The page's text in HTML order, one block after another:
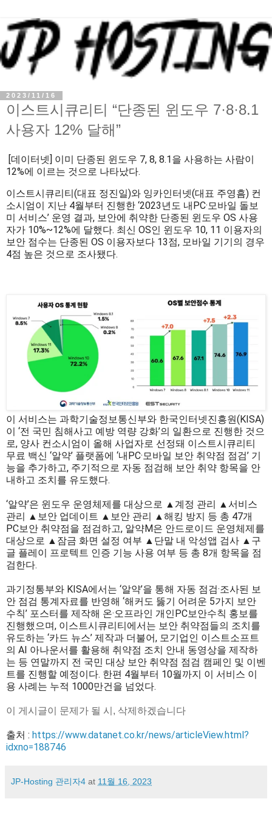
2023/11/16
이스트시큐리티 “단종된 윈도우 7·8·8.1
사용자 12% 달해”
[데이터넷] 이미 단종된 윈도우 7, 8, 8.1을 사용하는 사람이
12%에 이르는 것으로 나타났다.
이스트시큐리티(대표 정진일)와 잉카인터넷(대표 주영흠) 컨
소시엄이 지난 4월부터 진행한 ‘2023년도 내PC·모바일 돌보
미 서비스’ 운영 결과, 보안에 취약한 단종된 윈도우 OS 사용
자가 10%~12%에 달했다. 최신 OS인 윈도우 10, 11 이용자의
보안 점수는 단종된 OS 이용자보다 13점, 모바일 기기의 경우
4점 높은 것으로 조사됐다.
이 서비스는 과학기술정보통신부와 한국인터넷진흥원(KISA)
이 ‘전 국민 침해사고 예방 역량 강화’의 일환으로 진행한 것으
로, 양사 컨소시엄이 올해 사업자로 선정돼 이스트시큐리티
무료 백신 ‘알약’ 플랫폼에 ‘내PC·모바일 보안 취약점 점검’ 기
능을 추가하고, 주기적으로 자동 점검해 보안 취약 항목을 안
내하고 조치를 유도했다.
‘알약’은 윈도우 운영체제를 대상으로 ▲계정 관리 ▲서비스
관리 ▲보안 업데이트 ▲보안 관리 ▲해킹 방지 등 총 47개
PC보안 취약점을 점검하고, 알약M은 안드로이드 운영체제를
대상으로 ▲잠금 화면 설정 여부 ▲단말 내 악성앱 검사 ▲구
글 플레이 프로텍트 인증 기능 사용 여부 등 총 8개 항목을 점
검한다.
과기정통부와 KISA에서는 ‘알약’을 통해 자동 점검·조사된 보
안 점검 통계자료를 반영해 ‘해커도 뚫기 어려운 5가지 보안
수칙’ 포스터를 제작해 온·오프라인 개인PC보안수칙 홍보를
진행했으며, 이스트시큐리티에서는 보안 취약점들의 조치를
유도하는 ‘카드 뉴스’ 제작과 더불어, 모기업인 이스트소프트
의 AI 아나운서를 활용해 취약점 조치 안내 동영상을 제작하
는 등 연말까지 전 국민 대상 보안 취약점 점검 캠페인 및 이벤
트를 진행할 예정이다. 한편 4월부터 10월까지 이 서비스 이
용 사례는 누적 1000만건을 넘었다.
이 게시글이 문제가 될 시, 삭제하겠습니다
출처 : https://www.datanet.co.kr/news/articleView.html?
idxno=188746
JP-Hosting 관리자4 at 11월 16, 2023